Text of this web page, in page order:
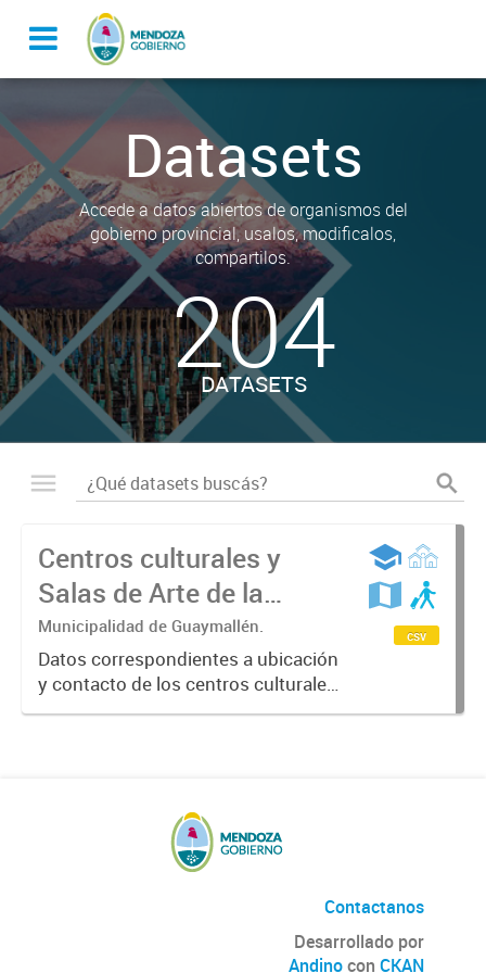
Datasets
Accede a datos abiertos de organismos del
gobierno provincial, usalos, modificalos,
compartilos.
204
DATASETS
Centros culturales y
Salas de Arte de la
Municipalidad de
Guaymallén
Municipalidad de Guaymallén.
Datos correspondientes a ubicación
y contacto de los centros culturales
y las Salas de arte del
mensualmente. Año...
csv
Contactanos
Desarrollado por
Andinocon CKAN